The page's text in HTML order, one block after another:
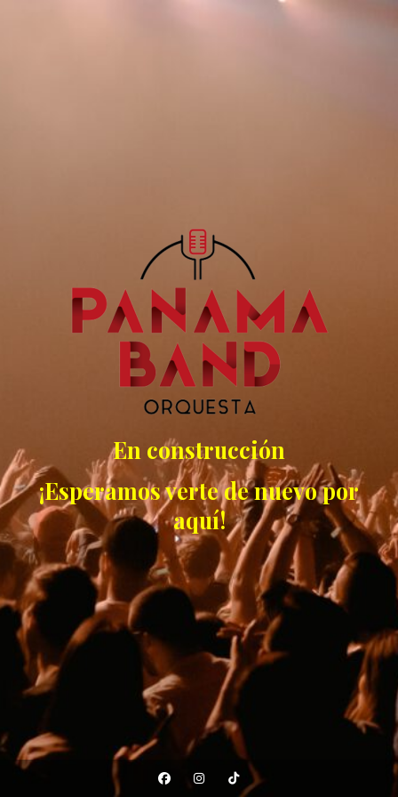
En construcción
¡Esperamos verte de nuevo por
aquí!